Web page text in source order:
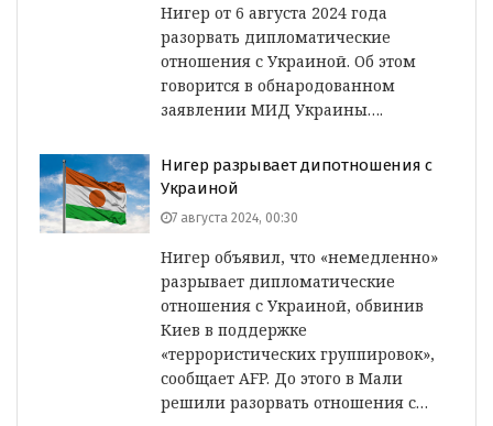
Нигер от 6 августа 2024 года
разорвать дипломатические
отношения с Украиной. Об этом
говорится в обнародованном
заявлении МИД Украины….
Нигер разрывает дипотношения с
Украиной
7 августа 2024, 00:30
Нигер объявил, что «немедленно»
разрывает дипломатические
отношения с Украиной, обвинив
Киев в поддержке
«террористических группировок»,
сообщает AFP. До этого в Мали
решили разорвать отношения с…